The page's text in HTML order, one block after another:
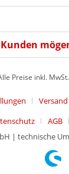
Preise inkl.
AGB
| technische